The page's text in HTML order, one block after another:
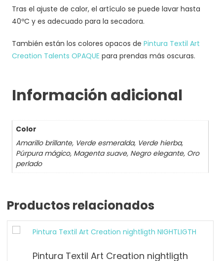
Tras el ajuste de calor, el artículo se puede lavar hasta
40ºC y es adecuado para la secadora.
También están los colores opacos dePintura Textil Art
Creation Talents OPAQUE para prendas más oscuras.
Información adicional
Color
Amarillo brillante, Verde esmeralda, Verde hierba,
Púrpura mágico, Magenta suave, Negro elegante, Oro
perlado
Productos relacionados
Pintura Textil Art Creation nightligth